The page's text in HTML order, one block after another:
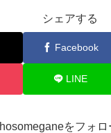
シェアする
Facebook
LINE
hosomeganeをフォロ